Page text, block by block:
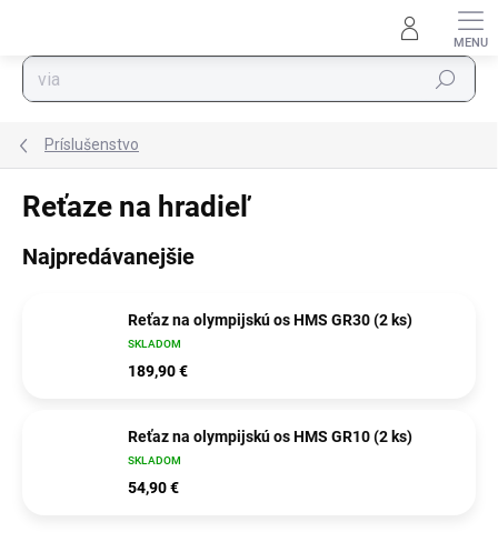
Hľadať
Príslušenstvo
Reťaze na hradieľ
Najpredávanejšie
Reťaz na olympijskú os HMS GR30 (2 ks)
SKLADOM
189,90 €
Reťaz na olympijskú os HMS GR10 (2 ks)
SKLADOM
54,90 €